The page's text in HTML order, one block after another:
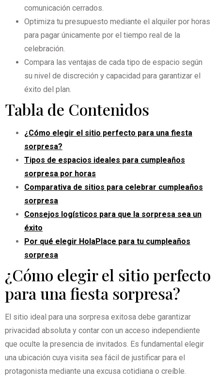
comunicación cerrados.
Optimiza tu presupuesto mediante el alquiler por horas
para pagar únicamente por el tiempo real de la
celebración.
Compara las ventajas de cada tipo de espacio según
su nivel de discreción y capacidad para garantizar el
éxito del plan.
Tabla de Contenidos
¿Cómo elegir el sitio perfecto para una fiesta
sorpresa?
Tipos de espacios ideales para cumpleaños
sorpresa por horas
Comparativa de sitios para celebrar cumpleaños
sorpresa
Consejos logísticos para que la sorpresa sea un
éxito
Por qué elegir HolaPlace para tu cumpleaños
sorpresa
¿Cómo elegir el sitio perfecto
para una fiesta sorpresa?
El sitio ideal para una sorpresa exitosa debe garantizar
privacidad absoluta y contar con un acceso independiente
que oculte la presencia de invitados. Es fundamental elegir
una ubicación cuya visita sea fácil de justificar para el
protagonista mediante una excusa cotidiana o creíble.